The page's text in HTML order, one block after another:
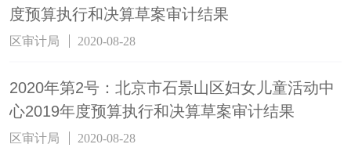
度预算执行和决算草案审计结果
区审计局 2020-08-28
2020年第2号：北京市石景山区妇女儿童活动中
心2019年度预算执行和决算草案审计结果
区审计局 2020-08-28